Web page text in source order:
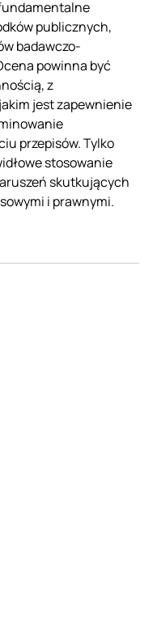
publicznych,
badawczo-
powinna być
z
jest zapewnienie
przepisów. Tylko
stosowanie
skutkujących
i prawnymi.